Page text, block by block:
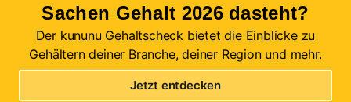
Sachen Gehalt 2026 dasteht?
Der kununu Gehaltscheck bietet die Einblicke zu
Gehältern deiner Branche, deiner Region und mehr.
Jetzt entdecken